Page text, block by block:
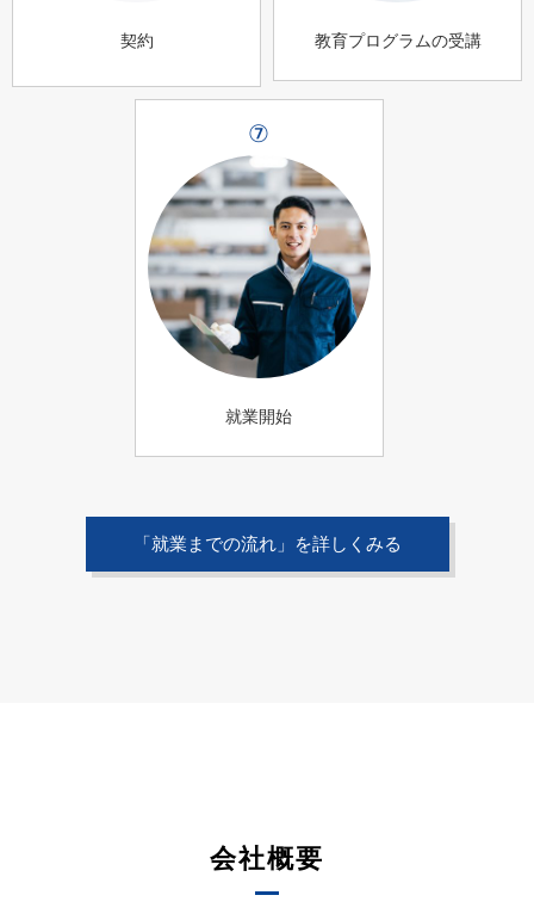
契約 教育プログラムの受講
⑦
就業開始
「就業までの流れ」を詳しくみる
会社概要